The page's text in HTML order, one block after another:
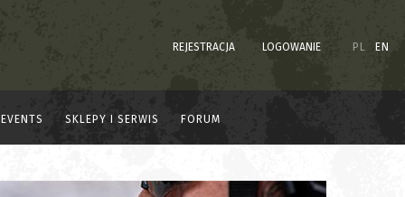
REJESTRACJA LOGOWANIE PL EN
EVENTS SKLEPY I SERWIS FORUM